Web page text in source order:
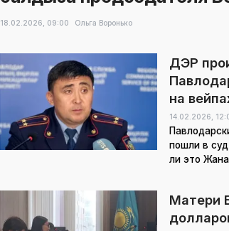
18.02.2026, 09:00 Ольга Воронько
ДЭР
на
14.02.2026,
пошли в
ли это
Матери